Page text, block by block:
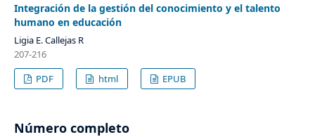
Integración de la gestión del conocimiento y el talento
humano en educación
Ligia E. Callejas R
207-216
PDF
html EPUB
Número completo